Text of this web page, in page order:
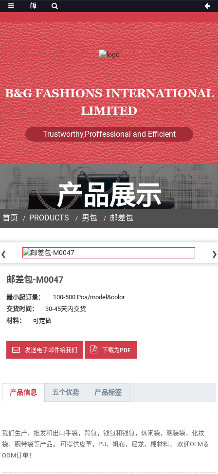
B&G FASHIONS INTERNATIONAL
LIMITED
Trustworthy,Proffessional and Efficient
产品展示
首页 PRODUCTS 男包 邮差包
邮差包-M0047
最小起订量：
100-500 Pcs/model&color
交货时间：
30-45天内交货
材料：
可定做
发送电子邮件给我们 下载为PDF
产品信息 五个优势 产品标签
我们生产，批发和出口手袋，背包，钱包和钱包，休闲袋，晚装袋，化妆
袋，腕带袋等产品。 可提供皮革，PU，帆布，尼龙，棉材料。 欢迎OEM＆
ODM订单！